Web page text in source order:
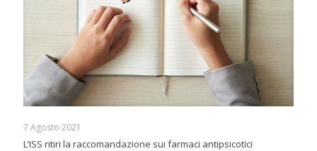
7 Agosto 2021
L’ISS ritiri la raccomandazione sui farmaci antipsicotici